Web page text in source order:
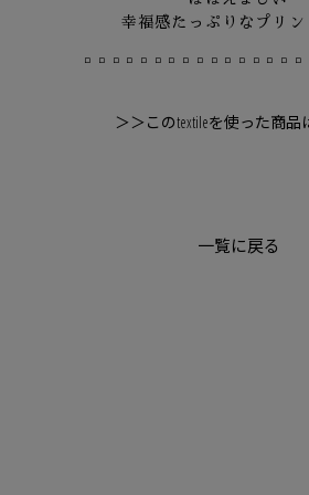
幸福感たっぷりなプリン
＞＞このtextileを使った商品
一覧に戻る